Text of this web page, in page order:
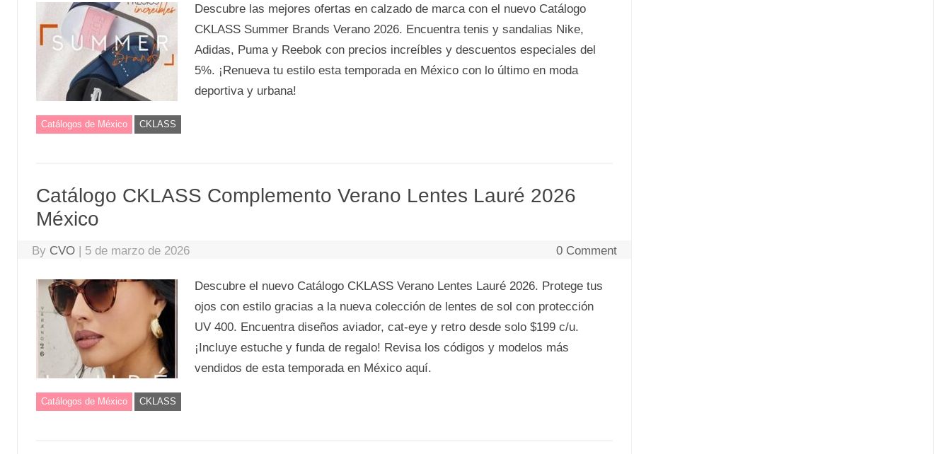
Descubre las mejores ofertas en calzado de marca con el nuevo Catálogo
CKLASS Summer Brands Verano 2026. Encuentra tenis y sandalias Nike,
Adidas, Puma y Reebok con precios increíbles y descuentos especiales del
5%. ¡Renueva tu estilo esta temporada en México con lo último en moda
deportiva y urbana!
Catálogos de México CKLASS
Catálogo CKLASS Complemento Verano Lentes Lauré 2026
México
By CVO | 5 de marzo de 2026 0 Comment
Descubre el nuevo Catálogo CKLASS Verano Lentes Lauré 2026. Protege tus
ojos con estilo gracias a la nueva colección de lentes de sol con protección
UV 400. Encuentra diseños aviador, cat-eye y retro desde solo $199 c/u.
¡Incluye estuche y funda de regalo! Revisa los códigos y modelos más
vendidos de esta temporada en México aquí.
Catálogos de México CKLASS